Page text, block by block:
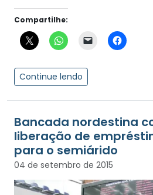
Compartilhe:
Continue lendo
Bancada nordestina
liberação de
04 de setembro de 2015